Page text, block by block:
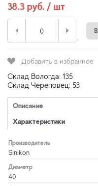
38.3 руб. / шт
Добавить в избранное
Склад Вологда: 135
Склад Череповец: 53
Описание
Характеристики
Производитель
Sinikon
Диаметр
40